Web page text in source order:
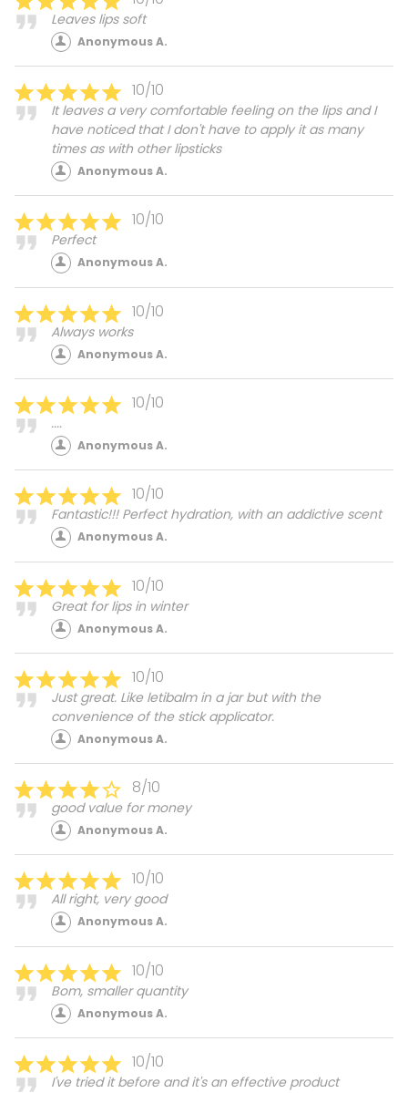
Leaves lips soft
Anonymous A.
10/10
It leaves a very comfortable feeling on the lips and I
have noticed that I don't have to apply it as many
times as with other lipsticks
Anonymous A.
10/10
Perfect
Anonymous A.
10/10
Always works
Anonymous A.
10/10
....
Anonymous A.
10/10
Fantastic!!! Perfect hydration, with an addictive scent
Anonymous A.
10/10
Great for lips in winter
Anonymous A.
10/10
Just great. Like letibalm in a jar but with the
convenience of the stick applicator.
Anonymous A.
8/10
good value for money
Anonymous A.
10/10
All right, very good
Anonymous A.
10/10
Bom, smaller quantity
Anonymous A.
10/10
I've tried it before and it's an effective product